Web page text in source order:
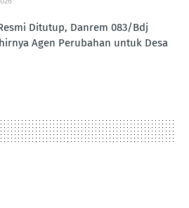
Ditutup, Danrem 083/Bdj
Agen Perubahan untuk Desa